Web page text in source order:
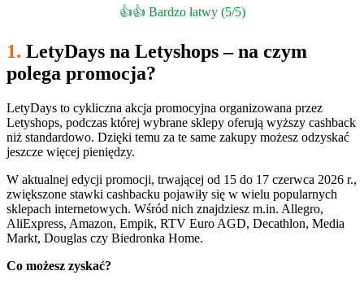
👍👍 Bardzo łatwy (5/5)
1. LetyDays na Letyshops – na czym
polega promocja?
LetyDays to cykliczna akcja promocyjna organizowana przez
Letyshops, podczas której wybrane sklepy oferują wyższy cashback
niż standardowo. Dzięki temu za te same zakupy możesz odzyskać
jeszcze więcej pieniędzy.
W aktualnej edycji promocji, trwającej od 15 do 17 czerwca 2026 r.,
zwiększone stawki cashbacku pojawiły się w wielu popularnych
sklepach internetowych. Wśród nich znajdziesz m.in. Allegro,
AliExpress, Amazon, Empik, RTV Euro AGD, Decathlon, Media
Markt, Douglas czy Biedronka Home.
Co możesz zyskać?